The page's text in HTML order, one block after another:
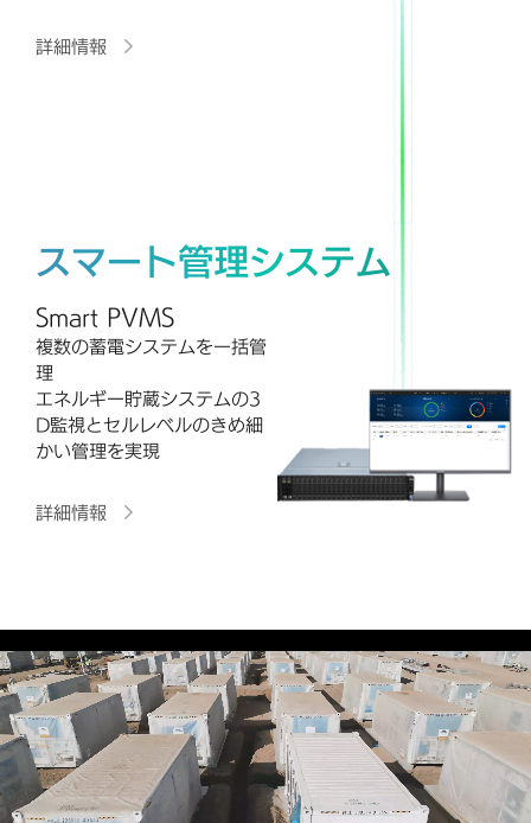
詳細情報
スマート管理システム
Smart PVMS
複数の蓄電システムを一括管
理
エネルギー貯蔵システムの3
D監視とセルレベルのきめ細
かい管理を実現
詳細情報